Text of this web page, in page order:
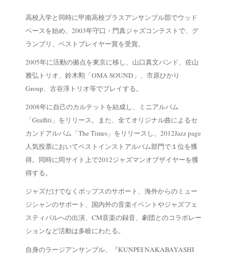
高校入学と同時に甲南高校ブラスアンサンブル部でウッド
ベースを始め、2003年守口・門真ジャズコンテストで、グ
ランプリ、ベストプレイヤー賞を受賞。
2005年に活動の拠点を東京に移し、山口真文バンド、佐山
雅弘トリオ、鈴木勲「OMA SOUND」、市原ひかり
Group、古谷淳トリオ等でプレイする。
2008年に自己のカルテットを結成し、ミニアルバム
「Graffiti」をリリース。また、全てオリジナル曲によるセ
カンドアルバム「The Times」をリリースし、2012Jazz page
人気投票においてベストインストアルバム部門で１位を獲
得。同時に同サイト上で2012ジャズマンオブザイヤーを獲
得する。
ジャズだけでなくポップスのサポート、海外からのミュー
ジシャンのサポート、国内外の音楽イベントやジャズフェ
スティバルへの出演、CM音楽の録音、劇団とのコラボレー
ションなど活動は多岐にわたる。
自身のラージアンサンブル、『KUNPEI NAKABAYASHI